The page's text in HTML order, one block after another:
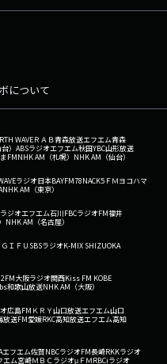
について
WAVEＲＡＢ青森放送エフエム青森
） ABSラジオエフエム秋田YBC山形放送
FMNHK AM（札幌） NHK AM（仙台）
ラジオ日本BAYFM78NACK5 ＦＭヨコハマ
NHK AM（東京）
ジオエフエム石川FBCラジオFM福井
NHK AM（名古屋）
ＧＩＦＵ SBSラジオK-MIX SHIZUOKA
FM大阪ラジオ関西Kiss FM KOBE
和歌山放送NHK AM（大阪）
広島FM ＫＲＹ山口放送エフエム山口
放送FM愛媛RKC高知放送エフエム高知
エフエム佐賀NBCラジオFM長崎RKKラジオ
エム宮崎ＭＢＣラジオμＦＭRBCiラジオ